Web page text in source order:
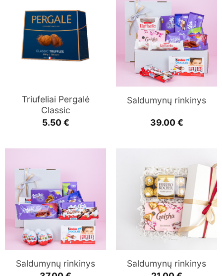
Triufeliai Pergalė
Classic
5.50€
Saldumynų rinkinys
39.00€
Saldumynų rinkinys
Saldumynų rinkinys